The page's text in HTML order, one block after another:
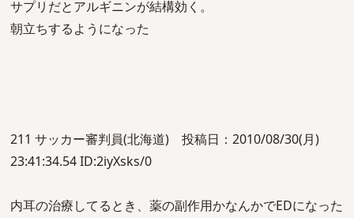
サプリだとアルギニンが結構効く。
朝立ちするようになった
211 サッカー審判員(北海道) 投稿日：2010/08/30(月)
23:41:34.54 ID:2iyXsks/0
内耳の治療してるとき、薬の副作用かなんかでEDになった